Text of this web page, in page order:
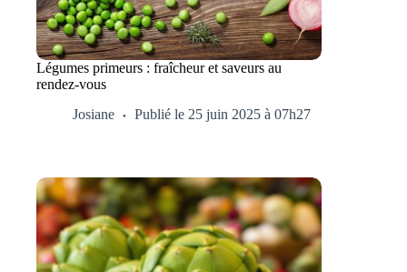
Légumes primeurs : fraîcheur et saveurs au
rendez-vous
Josiane
Publié le 25 juin 2025 à 07h27